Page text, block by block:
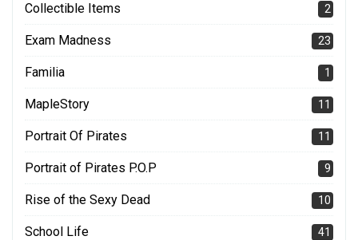
Collectible Items 2
Exam Madness 23
Familia 1
MapleStory 11
Portrait Of Pirates 11
Portrait of Pirates P.O.P 9
Rise of the Sexy Dead 10
School Life 41